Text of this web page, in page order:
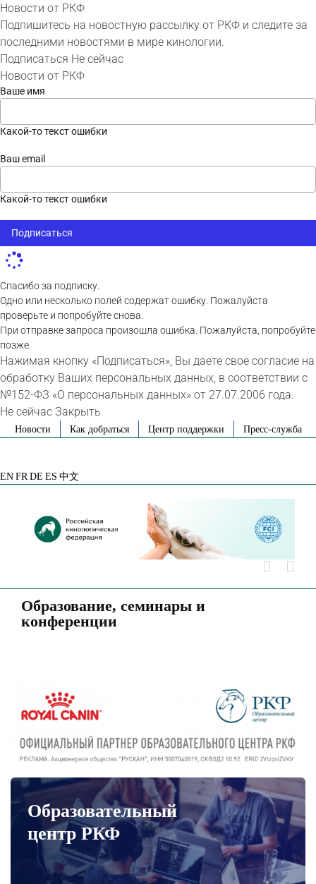
Новости от РКФ
Подпишитесь на новостную рассылку от РКФ и следите за
последними новостями в мире кинологии.
Подписаться Не сейчас
Новости от РКФ
Ваше имя
Какой-то текст ошибки
Ваш email
Какой-то текст ошибки
Подписаться
Спасибо за подписку.
Одно или несколько полей содержат ошибку. Пожалуйста
проверьте и попробуйте снова.
При отправке запроса произошла ошибка. Пожалуйста, попробуйте
позже.
Нажимая кнопку «Подписаться», Вы даете свое согласие на
обработку Ваших персональных данных, в соответствии с
№152-ФЗ «О персональных данных» от 27.07.2006 года.
Не сейчас Закрыть
SkipНовости Как добраться Центр поддержки Пресс-служба
EN FR DE ES 中文
Образование, семинары и
конференции
Образовательный
центр РКФ